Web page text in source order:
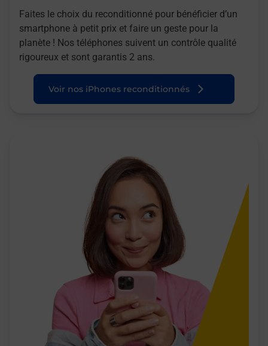
Faites le choix du reconditionné pour bénéficier d’un
smartphone à petit prix et faire un geste pour la
planète ! Nos téléphones suivent un contrôle qualité
rigoureux et sont garantis 2 ans.
Voir nos iPhones reconditionnés